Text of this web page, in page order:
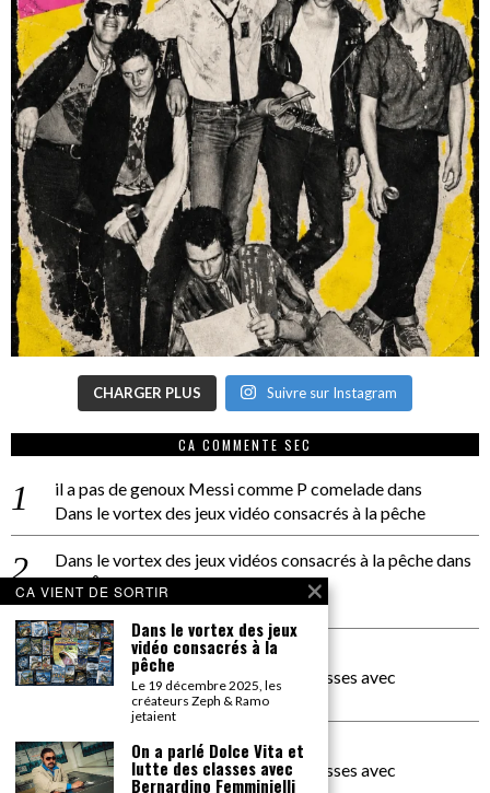
CHARGER PLUS Suivre sur Instagram
CA COMMENTE SEC
il a pas de genoux Messi comme P comeladedans
Dans le vortex des jeux vidéo consacrés à la pêche
Dans le vortex des jeux vidéos consacrés à la pêchedans
PACÔME THIELLEMENT
La séance d’Hip Gnose
La Patrie
dans
On a parlé Dolce Vita et lutte des classes avec
Bernardino Femminielli
carte noire negra à l'o tiededans
On a parlé Dolce Vita et lutte des classes avec
CA VIENT DE SORTIR
Dans le vortex des jeux
vidéo consacrés à la
pêche
Le 19 décembre 2025, les
créateurs Zeph & Ramo
jetaient
On a parlé Dolce Vita et
lutte des classes avec
Bernardino Femminielli